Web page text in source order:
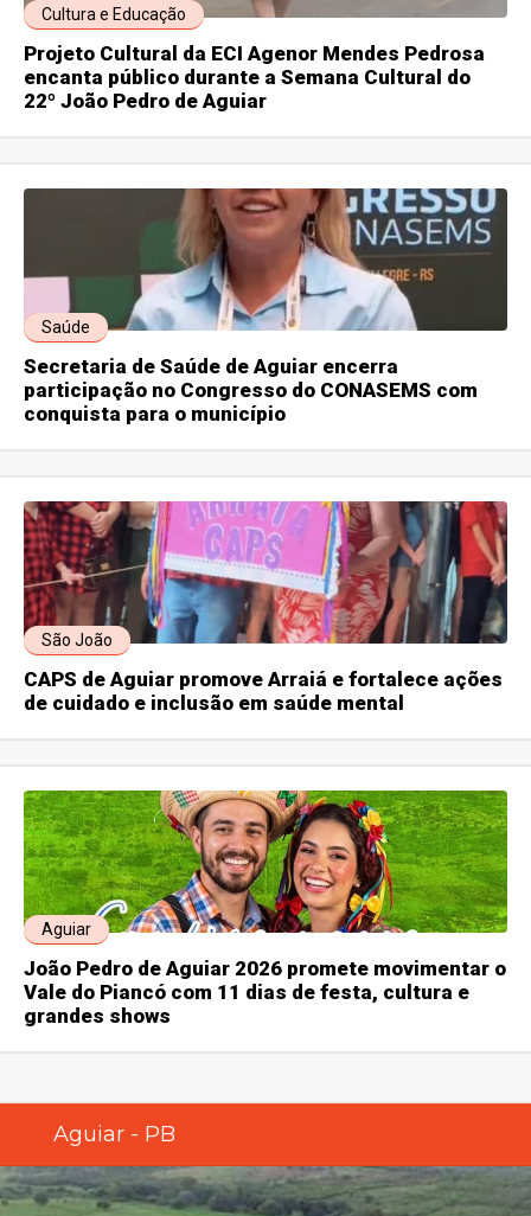
Cultura e Educação
Projeto Cultural da ECI Agenor Mendes Pedrosa
encanta público durante a Semana Cultural do
22º João Pedro de Aguiar
Saúde
Secretaria de Saúde de Aguiar encerra
participação no Congresso do CONASEMS com
conquista para o município
São João
CAPS de Aguiar promove Arraiá e fortalece ações
de cuidado e inclusão em saúde mental
Aguiar
João Pedro de Aguiar 2026 promete movimentar o
Vale do Piancó com 11 dias de festa, cultura e
grandes shows
Aguiar - PB